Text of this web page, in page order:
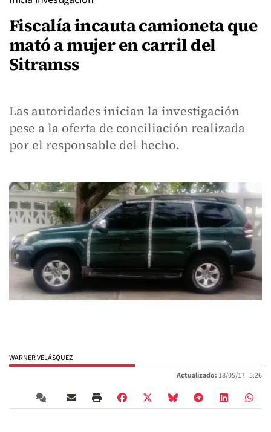
Fiscalía incauta camioneta que
mató a mujer en carril del
Sitramss
Las autoridades inician la investigación
pese a la oferta de conciliación realizada
por el responsable del hecho.
WARNER VELÁSQUEZ
Actualizado: 18/05/17 |5:26